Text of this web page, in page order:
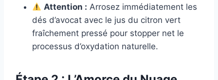
Attention : Arrosez immédiatement les
dés d’avocat avec le jus du citron vert
fraîchement pressé pour stopper net le
processus d’oxydation naturelle.